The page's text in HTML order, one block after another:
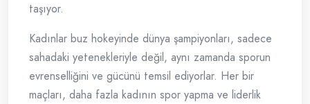
taşıyor.
Kadınlar buz hokeyinde dünya şampiyonları, sadece
sahadaki yetenekleriyle değil, aynı zamanda sporun
evrenselliğini ve gücünü temsil ediyorlar. Her bir
maçları, daha fazla kadının spor yapma ve liderlik